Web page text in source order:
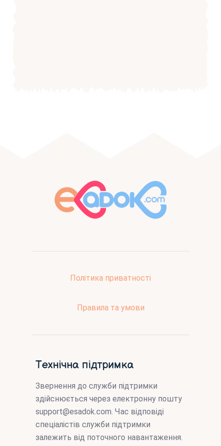
Політика приватності
Правила та умови
Технічна підтримка
Звернення до служби підтримки
здійснюється через електронну пошту
support@esadok.com. Час відповіді
спеціалістів служби підтримки
залежить від поточного навантаження.